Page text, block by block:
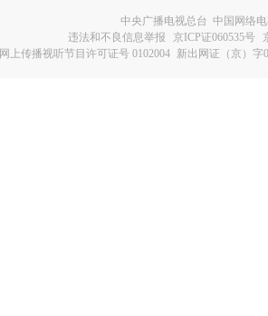
中央广播电视总台 中国网络
违法和不良信息举报
京ICP证060535号
网上传播视听节目许可证号 0102004 新出网证（京）